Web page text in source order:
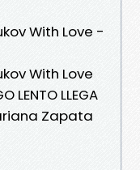
With Love -
With Love
LENTO LLEGA
Zapata